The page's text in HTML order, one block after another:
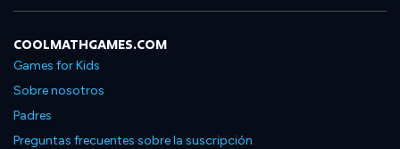
COOLMATHGAMES.COM
Games for Kids
Sobre nosotros
Padres
Preguntas frecuentes sobre la suscripción